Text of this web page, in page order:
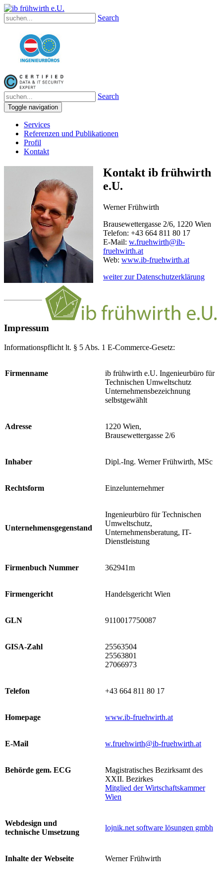
Search
Search
Toggle navigation
Services
Referenzen und Publikationen
Profil
Kontakt
Kontakt ib frühwirth
e.U.
Werner Frühwirth
Brausewettergasse 2/6, 1220 Wien
Telefon: +43 664 811 80 17
E-Mail: w.fruehwirth@ib-
fruehwirth.at
Web: www.ib-fruehwirth.at
weiter zur Datenschutzerklärung
Impressum
Informationspflicht lt. § 5 Abs. 1 E-Commerce-Gesetz:
Firmenname
ib frühwirth e.U. Ingenieurbüro für
Technischen Umweltschutz
Unternehmensbezeichnung
selbstgewählt
Adresse
1220 Wien,
Brausewettergasse 2/6
Inhaber Dipl.-Ing. Werner Frühwirth, MSc
Rechtsform Einzelunternehmer
Unternehmensgegenstand
Ingenieurbüro für Technischen
Umweltschutz,
Unternehmensberatung, IT-
Dienstleistung
Firmenbuch Nummer 362941m
Firmengericht Handelsgericht Wien
GLN 9110017750087
GISA-Zahl
25563504
25563801
27066973
Telefon +43 664 811 80 17
Homepage www.ib-fruehwirth.at
E-Mail w.fruehwirth@ib-fruehwirth.at
Behörde gem. ECG
Magistratisches Bezirksamt des
XXII. Bezirkes
Mitglied der Wirtschaftskammer
Wien
Webdesign und
technische Umsetzung
lojnik.net software lösungen gmbh
Inhalte der Webseite Werner Frühwirth